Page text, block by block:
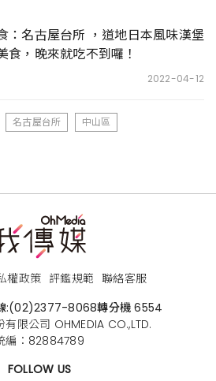
：名古屋台所 ，道地日本風味漢堡
食，晚來就吃不到囉！
2022-04-12
名古屋台所 中山區
權政策 評鑑規範 聯絡客服
:(02)2377-8068轉分機 6554
限公司 OHMEDIA CO.,LTD.
編：82884789
FOLLOW US